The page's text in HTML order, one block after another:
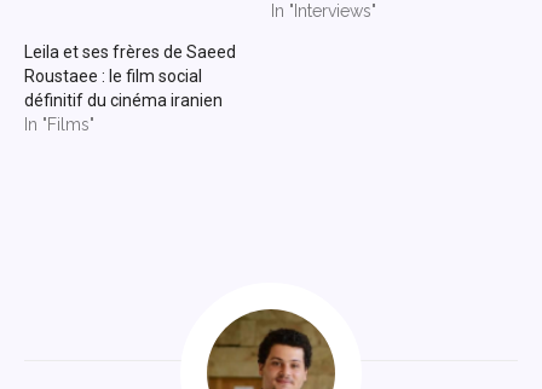
In "Interviews"
Leila et ses frères de Saeed
Roustaee : le film social
définitif du cinéma iranien
In "Films"